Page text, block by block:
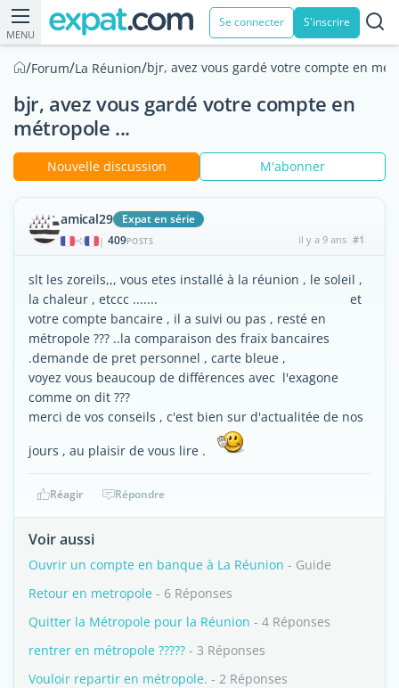
MENU
Se connecter S'inscrire
/Forum/La Réunion/bjr, avez vous gardé votre compte en
bjr, avez vous gardé votre compte en
métropole ...
Nouvelle discussion M'abonner
amical29 Expat en série
| 409POSTS il y a 9 ans #1
slt les zoreils,,, vous etes installé à la réunion , le soleil ,
la chaleur , etccc ....... et
votre compte bancaire , il a suivi ou pas , resté en
métropole ??? ..la comparaison des fraix bancaires
.demande de pret personnel , carte bleue ,
voyez vous beaucoup de différences avec l'exagone
comme on dit ???
merci de vos conseils , c'est bien sur d'actualitée de nos
jours , au plaisir de vous lire .
Réagir Répondre
Voir aussi
Ouvrir un compte en banque à La Réunion - Guide
Retour en metropole - 6 Réponses
Quitter la Métropole pour la Réunion - 4 Réponses
rentrer en métropole ????? - 3 Réponses
Vouloir repartir en métropole. - 2 Réponses